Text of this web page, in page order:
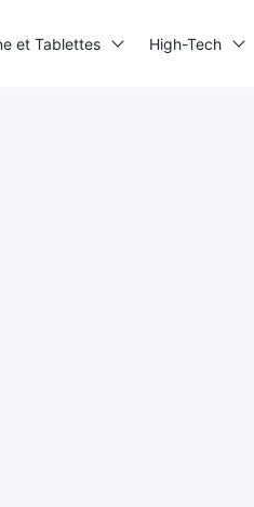
et Tablettes High-Tech